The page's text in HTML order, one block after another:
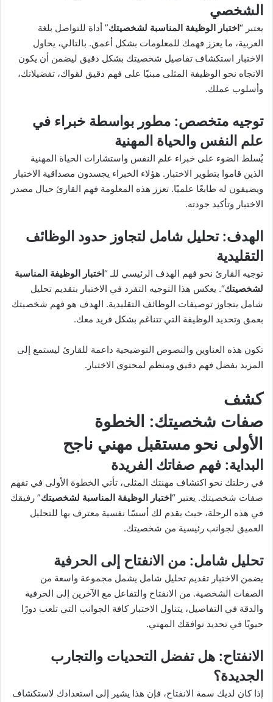
الشخصي
يعتبر “اختبار الوظيفة المناسبة لشخصيتك” أداة للتواصل بلغة
العربية، ما يعزز فهمك للمعلومات بشكل أعمق. بالتالي، يحاول
الاختبار استكشاف تفاصيل شخصيتك بشكل دقيق ليضمن أن يكون
الاتجاه نحو الوظيفة المثلى مبنيًا على فهم دقيق لقواك، تفضيلاتك،
وأسلوب عملك.
توجيه متخصص: مطور بواسطة خبراء في
علم النفس والحياة المهنية
يُسلط الضوء على خبراء علم النفس واستشارات الحياة المهنية
الذين قاموا بتطوير الاختبار. هؤلاء الخبراء يجسدون مصداقية الاختبار
ويضيفون له طابعًا علميًا. تعزز هذه المعلومة فهم القارئ حيال مصدر
الاختبار وتأكيد جودته.
الهدف: تحليل شامل لتجاوز حدود الوظائف
التقليدية
توجيه القارئ نحو فهم الهدف الرئيسي للـ “اختبار الوظيفة المناسبة
لشخصيتك“. يعكس هذا التوجيه التفرد في الاختبار بتقديم تحليل
شامل يتجاوز توصيفات الوظائف التقليدية. الهدف هو فهم شخصيتك
بعمق وتحديد الوظيفة التي تتناغم بشكل فريد معك.
تكون هذه العناوين والنصوص التوضيحية داعمة للقارئ ليستمع إلى
المزيد بفضل فهم دقيق ومنظم لمحتوى الاختبار.
كشف
صفات شخصيتك: الخطوة
الأولى نحو مستقبل مهني ناجح
البداية: فهم صفاتك الفريدة
في رحلتك نحو اكتشاف مهنتك المثلى، تأتي الخطوة الأولى في تفهم
صفات شخصيتك. يعتبر “اختبار الوظيفة المناسبة لشخصيتك” رفيقك
في هذه الرحلة، حيث يقدم لك أسسًا نفسية معترف بها للتحليل
العميق لجوانب رئيسية من شخصيتك.
تحليل شامل: من الانفتاح إلى الحرفية
يضمن الاختبار تقديم تحليل شامل يشمل مجموعة واسعة من
الصفات الشخصية. من الانفتاح والتفاعل مع الآخرين إلى الحرفية
والدقة في التفاصيل، يتناول الاختبار كافة الجوانب التي تلعب دورًا
حيويًا في تحديد توافقك المهني.
الانفتاح: هل تفضل التحديات والتجارب
الجديدة؟
إذا كان لديك سمة الانفتاح، فإن هذا يشير إلى استعدادك لاستكشاف